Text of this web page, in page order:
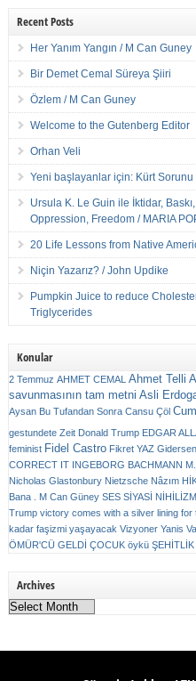
Recent Posts
Her Yanım Yangın / M Can Guney
Bir Demet Cemal Süreya Şiiri
Özlem / M Can Guney
Welcome to the Gutenberg Editor
Orhan Veli
Yeni başlayanlar için: Kürt
Ursula K. Le Guin ile İktidar,
Oppression, Freedom / MARIA
20 Life Lessons from Native
Niçin Yazarız? / John Updike
Pumpkin Juice to reduce
Triglycerides
Konular
2 Temmuz AHMET CEMAL Ahmet Telli
savunmasının tam metni Asli
Aysan Bu Tufandan Sonra Cansu Çöl
gestundete Zeit Donald Trump EDGAR
feminist Fidel Castro Fikret YAZ Gidersen
CORRECT IT INGEBORG BACHMANN
Nicholas Glastonbury Nietzsche Nâzım
Bana . M Can Güney SES SİYASİ
Trump victory comes with a silver lining for
kadar faşizmi yaşayacak Vizyoner Yanis
ÖMÜR'CÜ GELDİ ÇOCUK öykü ŞEHİTLİK
Archives
Archives